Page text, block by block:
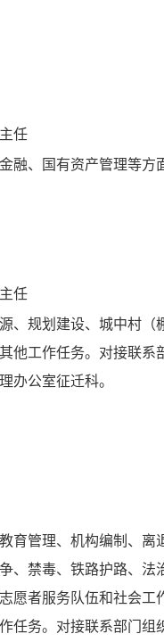
任
融、国有资产管理等方
任
、规划建设、城中村
他工作任务。对接联
办公室征迁科。
育管理、机构编制、离
、禁毒、铁路护路、法
愿者服务队伍和社会
任务。对接联系部门组